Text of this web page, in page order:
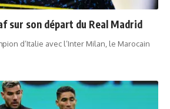
sur son départ du Real Madrid
d’Italie avec l’Inter Milan, le Marocain